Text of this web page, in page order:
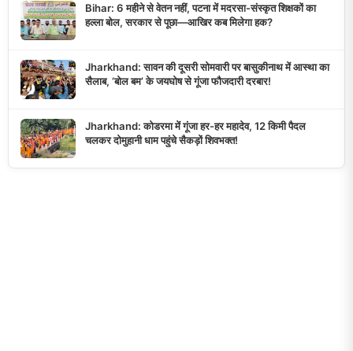
Bihar: 6 महीने से वेतन नहीं, पटना में मदरसा-संस्कृत शिक्षकों का
हल्ला बोल, सरकार से पूछा—आखिर कब मिलेगा हक?
Jharkhand: सावन की दूसरी सोमवारी पर बासुकीनाथ में आस्था का
सैलाब, ‘बोल बम’ के जयघोष से गूंजा फौजदारी दरबार!
Jharkhand: कोडरमा में गूंजा हर-हर महादेव, 12 किमी पैदल
चलकर दोमुहानी धाम पहुंचे सैकड़ों शिवभक्त!